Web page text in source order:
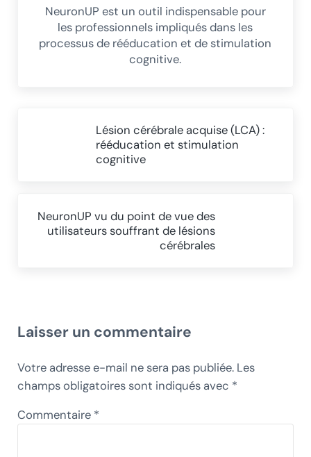
NeuronUP est un outil indispensable pour
les professionnels impliqués dans les
processus de rééducation et de stimulation
cognitive.
Lésion cérébrale acquise (LCA) :
rééducation et stimulation
cognitive
NeuronUP vu du point de vue des
utilisateurs souffrant de lésions
cérébrales
Laisser un commentaire
Votre adresse e-mail ne sera pas publiée. Les
champs obligatoires sont indiqués avec *
Commentaire *